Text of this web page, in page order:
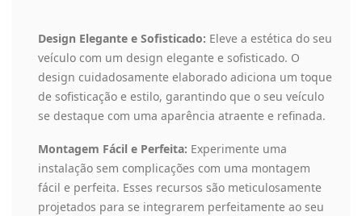
Design Elegante e Sofisticado: Eleve a estética do seu
veículo com um design elegante e sofisticado. O
design cuidadosamente elaborado adiciona um toque
de sofisticação e estilo, garantindo que o seu veículo
se destaque com uma aparência atraente e refinada.
Montagem Fácil e Perfeita: Experimente uma
instalação sem complicações com uma montagem
fácil e perfeita. Esses recursos são meticulosamente
projetados para se integrarem perfeitamente ao seu